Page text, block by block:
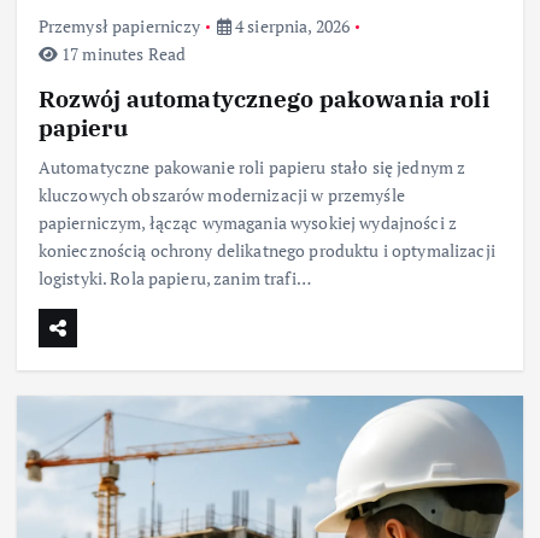
Przemysł papierniczy
4 sierpnia, 2026
17 minutes Read
Rozwój automatycznego pakowania roli
papieru
Automatyczne pakowanie roli papieru stało się jednym z
kluczowych obszarów modernizacji w przemyśle
papierniczym, łącząc wymagania wysokiej wydajności z
koniecznością ochrony delikatnego produktu i optymalizacji
logistyki. Rola papieru, zanim trafi…